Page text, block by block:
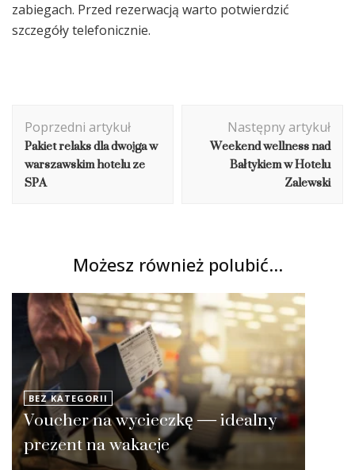
zabiegach. Przed rezerwacją warto potwierdzić
szczegóły telefonicznie.
wpisu
Poprzedni artykuł
Pakiet relaks dla dwojga w
warszawskim hotelu ze
SPA
Następny artykuł
Weekend wellness nad
Bałtykiem w Hotelu
Zalewski
Możesz również polubić…
BEZ KATEGORII
Voucher na wycieczkę — idealny
prezent na wakacje